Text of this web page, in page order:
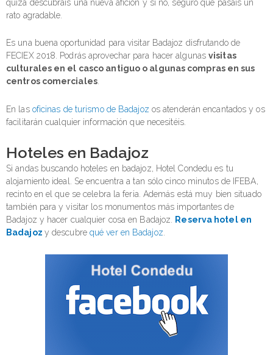
quizá descubráis una nueva afición y si no, seguro que pasáis un
rato agradable.
Es una buena oportunidad para visitar Badajoz disfrutando de
FECIEX 2018. Podrás aprovechar para hacer algunasvisitas
culturales en el casco antiguo o algunas compras en sus
centros comerciales.
En las oficinas de turismo de Badajoz os atenderán encantados y os
facilitarán cualquier información que necesitéis.
Hoteles en Badajoz
Si andas buscando hoteles en badajoz, Hotel Condedu es tu
alojamiento ideal. Se encuentra a tan sólo cinco minutos de IFEBA,
recinto en el que se celebra la feria. Además está muy bien situado
también para y visitar los monumentos más importantes de
Badajoz y hacer cualquier cosa en Badajoz.
Reserva hotel en
Badajoz y descubre qué ver en Badajoz